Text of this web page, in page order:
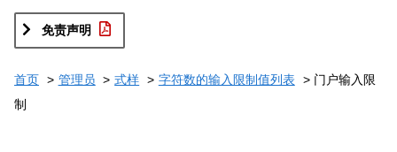
免责声明
首页 管理员 式样 字符数的输入限制值列表
门户输入限
制